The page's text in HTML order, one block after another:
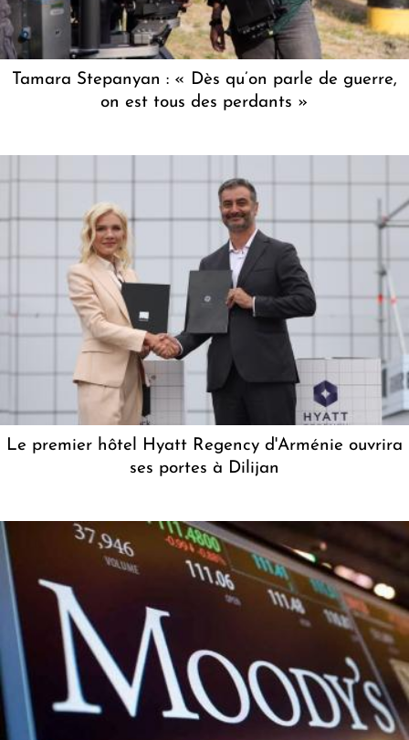
Tamara Stepanyan : « Dès qu’on parle de guerre,
on est tous des perdants »
Le premier hôtel Hyatt Regency d'Arménie ouvrira
ses portes à Dilijan